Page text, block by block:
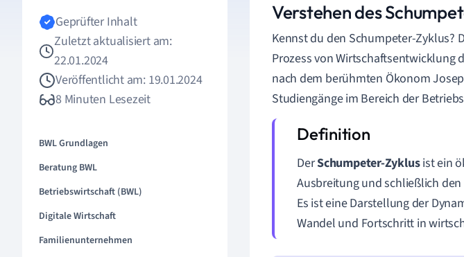
Geprüfter Inhalt
Zuletzt aktualisiert am:
22.01.2024
Veröffentlicht am: 19.01.2024
8 Minuten Lesezeit
BWL Grundlagen
Beratung BWL
Betriebswirtschaft (BWL)
Digitale Wirtschaft
Familienunternehmen
Verstehen des
Kennst du den Schumpeter-Zyklus?
Prozess von
nach dem berühmten Ökonom
Studiengänge im Bereich der
DerSchumpeter-Zyklusist ein
Ausbreitung und schließlich
Es ist eine Darstellung der
Wandel und Fortschritt in